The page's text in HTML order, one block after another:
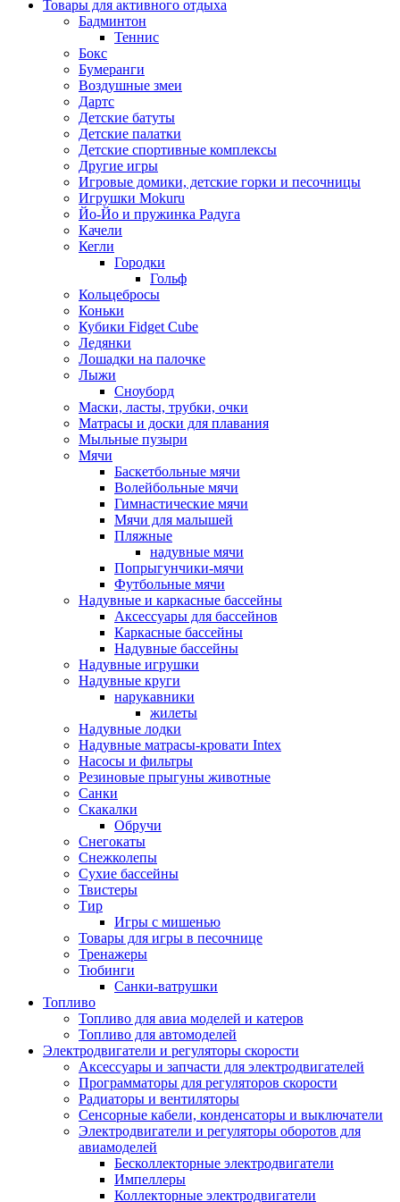
Товары для активного отдыха
Бадминтон
Теннис
Бокс
Бумеранги
Воздушные змеи
Дартс
Детские батуты
Детские палатки
Детские спортивные комплексы
Другие игры
Игровые домики, детские горки и песочницы
Игрушки Mokuru
Йо-Йо и пружинка Радуга
Качели
Кегли
Городки
Гольф
Кольцебросы
Коньки
Кубики Fidget Cube
Ледянки
Лошадки на палочке
Лыжи
Сноуборд
Маски, ласты, трубки, очки
Матрасы и доски для плавания
Мыльные пузыри
Мячи
Баскетбольные мячи
Волейбольные мячи
Гимнастические мячи
Мячи для малышей
Пляжные
надувные мячи
Попрыгунчики-мячи
Футбольные мячи
Надувные и каркасные бассейны
Аксессуары для бассейнов
Каркасные бассейны
Надувные бассейны
Надувные игрушки
Надувные круги
нарукавники
жилеты
Надувные лодки
Надувные матрасы-кровати Intex
Насосы и фильтры
Резиновые прыгуны животные
Санки
Скакалки
Обручи
Снегокаты
Снежколепы
Сухие бассейны
Твистеры
Тир
Игры с мишенью
Товары для игры в песочнице
Тренажеры
Тюбинги
Санки-ватрушки
Топливо
Топливо для авиа моделей и катеров
Топливо для автомоделей
Электродвигатели и регуляторы скорости
Аксессуары и запчасти для электродвигателей
Программаторы для регуляторов скорости
Радиаторы и вентиляторы
Сенсорные кабели, конденсаторы и выключатели
Электродвигатели и регуляторы оборотов для
авиамоделей
Бесколлекторные электродвигатели
Импеллеры
Коллекторные электродвигатели